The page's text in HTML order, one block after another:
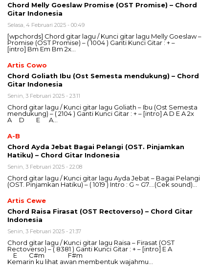
Chord Melly Goeslaw Promise (OST Promise) – Chord
Gitar Indonesia
Selasa, 4 Februari 2025 - 00:49
[wpchords] Chord gitar lagu / Kunci gitar lagu Melly Goeslaw –
Promise (OST Promise) – ( 1004 ) Ganti Kunci Gitar : + –
[intro] Bm Em Bm 2x…
Artis Cowo
Chord Goliath Ibu (Ost Semesta mendukung) – Chord
Gitar Indonesia
Senin, 3 Februari 2025 - 23:11
Chord gitar lagu / Kunci gitar lagu Goliath – Ibu (Ost Semesta
mendukung) – ( 2104 ) Ganti Kunci Gitar : + – [intro] A D E A 2x
A D E A…
A-B
Chord Ayda Jebat Bagai Pelangi (OST. Pinjamkan
Hatiku) – Chord Gitar Indonesia
Senin, 3 Februari 2025 - 22:08
Chord gitar lagu / Kunci gitar lagu Ayda Jebat – Bagai Pelangi
(OST. Pinjamkan Hatiku) – ( 1019 ) Intro : G ~ G7….(Cek sound)…
Artis Cewe
Chord Raisa Firasat (OST Rectoverso) – Chord Gitar
Indonesia
Senin, 3 Februari 2025 - 21:37
Chord gitar lagu / Kunci gitar lagu Raisa – Firasat (OST
Rectoverso) – ( 8381 ) Ganti Kunci Gitar : + – [intro] E A
E C#m F#m
Kemarin ku lihat awan membentuk wajahmu…